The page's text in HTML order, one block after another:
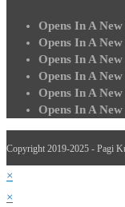
Opens In A
Opens In A
Opens In A
Opens In A
Opens In A
Opens In A
Copyright 2019-2025 - Pagi
×
×